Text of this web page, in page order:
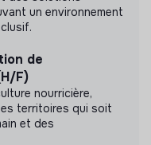
un environnement
de
F)
nourricière,
territoires qui soit
et des